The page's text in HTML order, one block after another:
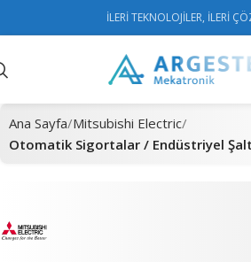
İLERİ TEKNOLOJİLER, İLERİ
Ana Sayfa Mitsubishi Electric
Otomatik Sigortalar / Endüstriyel